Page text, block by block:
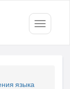
Toggle
языка